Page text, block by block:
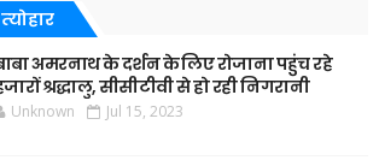
अमरनाथ के दर्शन के लिए रोजाना पहुंच रहे
श्रद्धालु, सीसीटीवी से हो रही निगरानी
Unknown Jul 15, 2023